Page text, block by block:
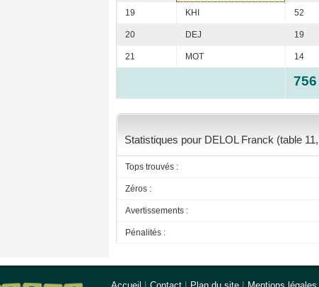
19 KHI 52
20 DEJ 19
21 MOT 14
Statistiques pour DELOL Franck (table
Tops trouvés :
Zéros :
Avertissements :
Pénalités :